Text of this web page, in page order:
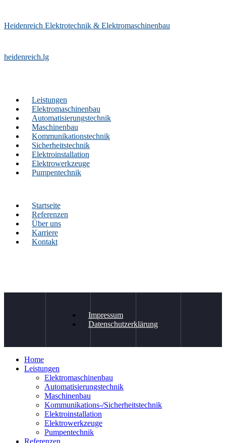
Heidenreich Elektrotechnik & Elektromaschinenbau
heidenreich.lg
Leistungen
Elektromaschinenbau
Automatisierungstechnik
Maschinenbau
Kommunikationstechnik
Sicherheitstechnik
Elektroinstallation
Elektrowerkzeuge
Pumpentechnik
Startseite
Referenzen
Über uns
Karriere
Kontakt
Impressum
Datenschutzerklärung
Home
Leistungen
Elektromaschinenbau
Automatisierungstechnik
Maschinenbau
Kommunikations-/Sicherheitstechnik
Elektroinstallation
Elektrowerkzeuge
Pumpentechnik
Referenzen